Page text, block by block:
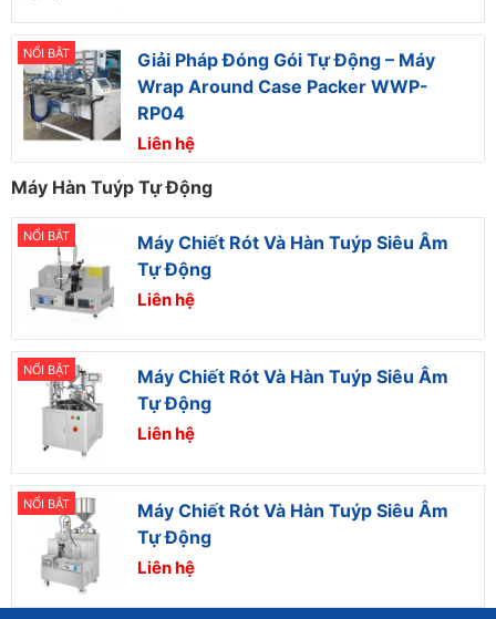
NỔI BẬT
Giải Pháp Đóng Gói Tự Động – Máy
Wrap Around Case Packer WWP-
RP04
Liên hệ
Máy Hàn Tuýp Tự Động
NỔI BẬT
Máy Chiết Rót Và Hàn Tuýp Siêu Âm
Tự Động
Liên hệ
NỔI BẬT
Máy Chiết Rót Và Hàn Tuýp Siêu Âm
Tự Động
Liên hệ
NỔI BẬT
Máy Chiết Rót Và Hàn Tuýp Siêu Âm
Tự Động
Liên hệ